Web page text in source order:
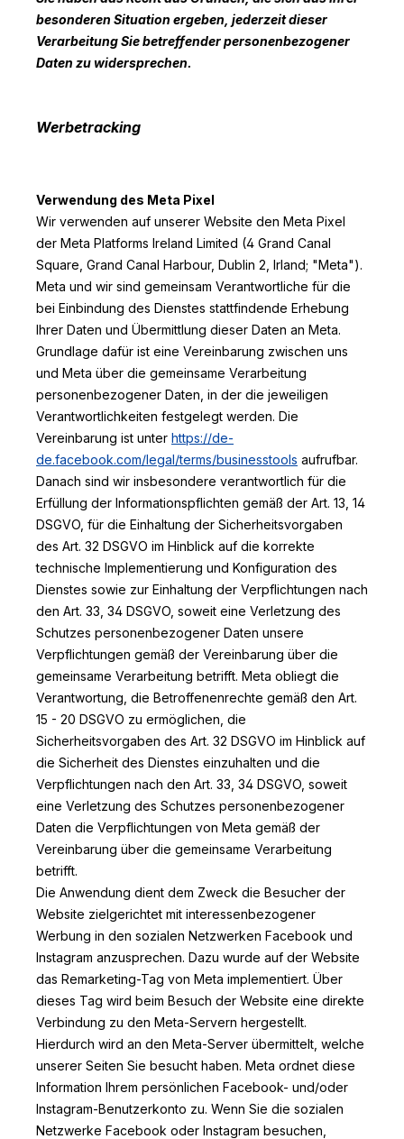
besonderen Situation ergeben, jederzeit dieser
Verarbeitung Sie betreffender personenbezogener
Daten zu widersprechen.
Werbetracking
Verwendung des Meta Pixel
Wir verwenden auf unserer Website den Meta Pixel
der Meta Platforms Ireland Limited (4 Grand Canal
Square, Grand Canal Harbour, Dublin 2, Irland; "Meta").
Meta und wir sind gemeinsam Verantwortliche für die
bei Einbindung des Dienstes stattfindende Erhebung
Ihrer Daten und Übermittlung dieser Daten an Meta.
Grundlage dafür ist eine Vereinbarung zwischen uns
und Meta über die gemeinsame Verarbeitung
personenbezogener Daten, in der die jeweiligen
Verantwortlichkeiten festgelegt werden. Die
Vereinbarung ist unter https://de-
de.facebook.com/legal/terms/businesstools aufrufbar.
Danach sind wir insbesondere verantwortlich für die
Erfüllung der Informationspflichten gemäß der Art. 13, 14
DSGVO, für die Einhaltung der Sicherheitsvorgaben
des Art. 32 DSGVO im Hinblick auf die korrekte
technische Implementierung und Konfiguration des
Dienstes sowie zur Einhaltung der Verpflichtungen nach
den Art. 33, 34 DSGVO, soweit eine Verletzung des
Schutzes personenbezogener Daten unsere
Verpflichtungen gemäß der Vereinbarung über die
gemeinsame Verarbeitung betrifft. Meta obliegt die
Verantwortung, die Betroffenenrechte gemäß den Art.
15 - 20 DSGVO zu ermöglichen, die
Sicherheitsvorgaben des Art. 32 DSGVO im Hinblick auf
die Sicherheit des Dienstes einzuhalten und die
Verpflichtungen nach den Art. 33, 34 DSGVO, soweit
eine Verletzung des Schutzes personenbezogener
Daten die Verpflichtungen von Meta gemäß der
Vereinbarung über die gemeinsame Verarbeitung
betrifft.
Die Anwendung dient dem Zweck die Besucher der
Website zielgerichtet mit interessenbezogener
Werbung in den sozialen Netzwerken Facebook und
Instagram anzusprechen. Dazu wurde auf der Website
das Remarketing-Tag von Meta implementiert. Über
dieses Tag wird beim Besuch der Website eine direkte
Verbindung zu den Meta-Servern hergestellt.
Hierdurch wird an den Meta-Server übermittelt, welche
unserer Seiten Sie besucht haben. Meta ordnet diese
Information Ihrem persönlichen Facebook- und/oder
Instagram-Benutzerkonto zu. Wenn Sie die sozialen
Netzwerke Facebook oder Instagram besuchen,